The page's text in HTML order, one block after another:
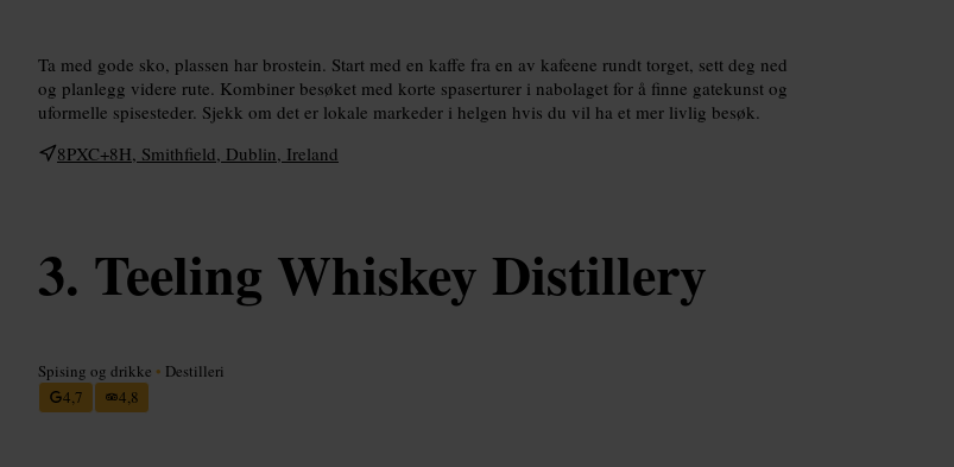
Ta med gode sko, plassen har brostein. Start med en kaffe fra en av kafeene rundt torget, sett deg ned
og planlegg videre rute. Kombiner besøket med korte spaserturer i nabolaget for å finne gatekunst og
uformelle spisesteder. Sjekk om det er lokale markeder i helgen hvis du vil ha et mer livlig besøk.
8PXC+8H, Smithfield, Dublin, Ireland
Teeling Whiskey Distillery
Spising og drikke • Destilleri
4,7
4,8